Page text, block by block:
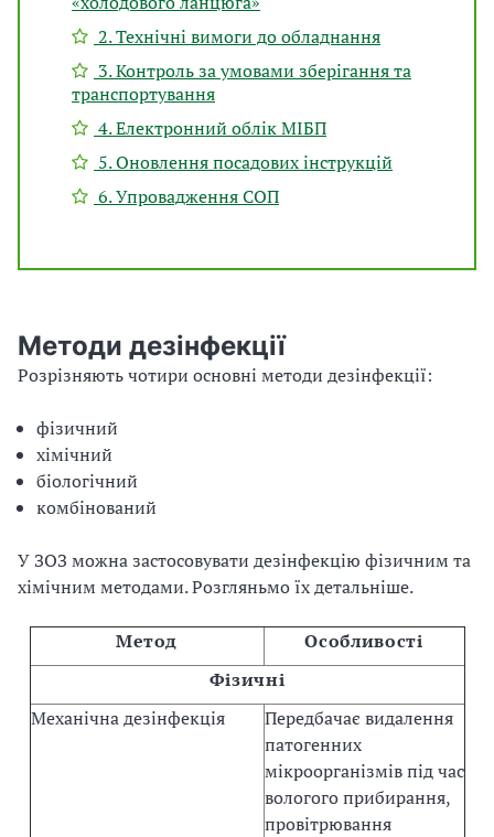
2. Технічні вимоги до обладнання
3. Контроль за умовами зберігання та
транспортування
4. Електронний облік МІБП
5. Оновлення посадових інструкцій
6. Упровадження СОП
Методи дезінфекції
Розрізняють чотири основні методи дезінфекції:
фізичний
хімічний
біологічний
комбінований
У ЗОЗ можна застосовувати дезінфекцію фізичним та
хімічним методами. Розгляньмо їх детальніше.
Метод
Особливості
Фізичні
Механічна дезінфекція
Передбачає видалення
патогенних
мікроорганізмів під час
вологого прибирання,
провітрювання